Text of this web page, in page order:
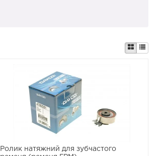
Ролик натяжний для зубчастого